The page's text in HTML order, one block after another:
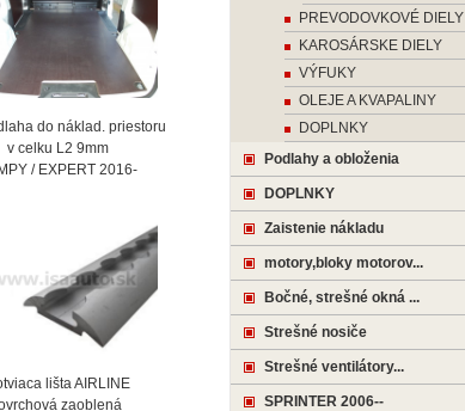
PREVODOVKOVÉ DIELY
KAROSÁRSKE DIELY
VÝFUKY
OLEJE A KVAPALINY
DOPLNKY
Podlahy a obloženia
DOPLNKY
Zaistenie nákladu
motory,bloky motorov...
Bočné, strešné okná ...
Strešné nosiče
Strešné ventilátory...
SPRINTER 2006--
do náklad. priestoru
L2 9mm
/ EXPERT 2016-
lišta AIRLINE
zaoblená